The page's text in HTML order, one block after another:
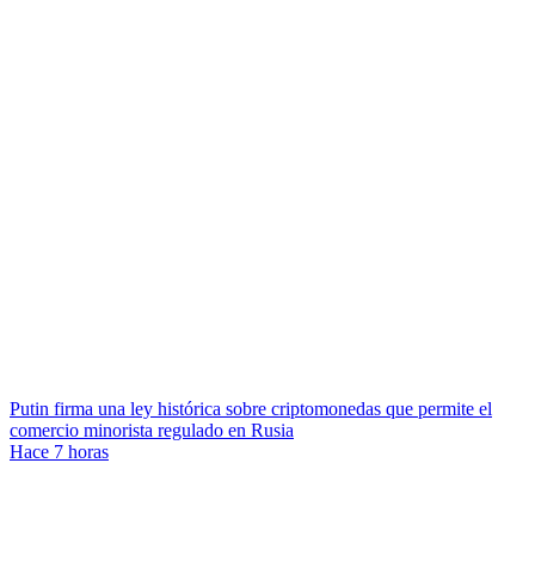
Putin firma una ley histórica sobre criptomonedas que permite el
comercio minorista regulado en Rusia
Hace 7 horas